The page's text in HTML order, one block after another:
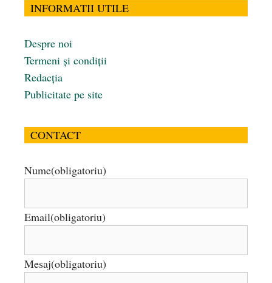
INFORMATII UTILE
Despre noi
Termeni și condiții
Redacția
Publicitate pe site
CONTACT
Nume(obligatoriu)
Email(obligatoriu)
Mesaj(obligatoriu)